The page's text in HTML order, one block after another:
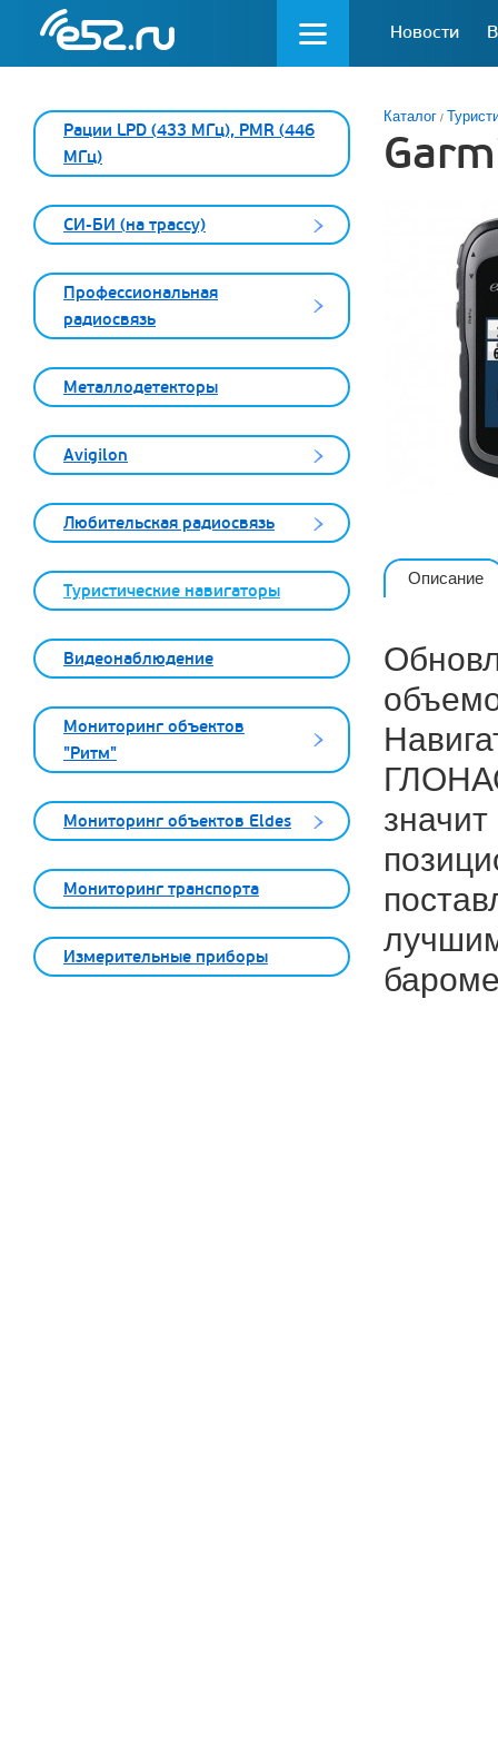
Новости
Рации LPD (433 МГц), PMR (446
МГц)
СИ-БИ (на трассу)
Профессиональная
радиосвязь
Металлодетекторы
Avigilon
Любительская радиосвязь
Туристические навигаторы
Видеонаблюдение
Мониторинг объектов
"Ритм"
Мониторинг объектов Eldes
Мониторинг транспорта
Измерительные приборы
Каталог
Описание